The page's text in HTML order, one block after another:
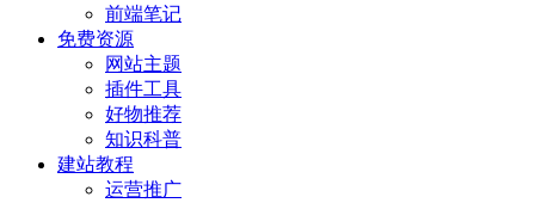
前端笔记
免费资源
网站主题
插件工具
好物推荐
知识科普
建站教程
运营推广